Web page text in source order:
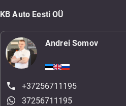
KB Auto Eesti OÜ
Andrei Somov
+37256711195
37256711195